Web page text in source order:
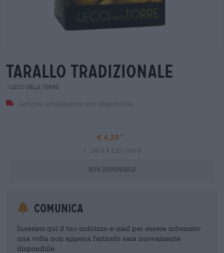
tarallo tradizionale
I Lecci Della Torre
Articolo attualmente non disponibile
€ 4,39
-
150 G € 2,93 / 100 G
Non disponibile
Comunica
Inserisci qui il tuo indirizzo e-mail per essere informato
una volta non appena l'articolo sarà nuovamente
disponibile.